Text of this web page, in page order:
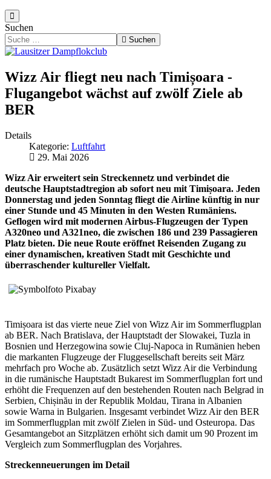
Suchen
Suchen
Wizz Air fliegt neu nach Timișoara -
Flugangebot wächst auf zwölf Ziele ab
BER
Details
Kategorie: Luftfahrt
29. Mai 2026
Wizz Air erweitert sein Streckennetz und verbindet die
deutsche Hauptstadtregion ab sofort neu mit Timișoara. Jeden
Donnerstag und jeden Sonntag fliegt die Airline künftig in nur
einer Stunde und 45 Minuten in den Westen Rumäniens.
Geflogen wird mit modernen Airbus-Flugzeugen der Typen
A320neo und A321neo, die zwischen 186 und 239 Passagieren
Platz bieten. Die neue Route eröffnet Reisenden Zugang zu
einer dynamischen, kreativen Stadt mit Geschichte und
überraschender kultureller Vielfalt.
Timișoara ist das vierte neue Ziel von Wizz Air im Sommerflugplan
ab BER. Nach Bratislava, der Hauptstadt der Slowakei, Tuzla in
Bosnien und Herzegowina sowie Cluj-Napoca in Rumänien heben
die markanten Flugzeuge der Fluggesellschaft bereits seit März
mehrfach pro Woche ab. Zusätzlich setzt Wizz Air die Verbindung
in die rumänische Hauptstadt Bukarest im Sommerflugplan fort und
erhöht die Frequenzen auf den bestehenden Routen nach Belgrad in
Serbien, Chișinău in der Republik Moldau, Tirana in Albanien
sowie Warna in Bulgarien. Insgesamt verbindet Wizz Air den BER
im Sommerflugplan mit zwölf Zielen in Süd- und Osteuropa. Das
Gesamtangebot an Sitzplätzen erhöht sich damit um 90 Prozent im
Vergleich zum Sommerflugplan des Vorjahres.
Streckenneuerungen im Detail